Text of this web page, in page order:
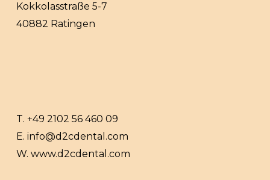
Kokkolasstraße 5-7
40882 Ratingen
T. +49 2102 56 460 09
E. info@d2cdental.com
W. www.d2cdental.com